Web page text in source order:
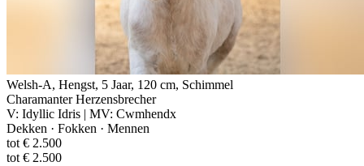
Welsh-A, Hengst, 5 Jaar, 120 cm, Schimmel
Charamanter Herzensbrecher
V: Idyllic Idris | MV: Cwmhendx
Dekken · Fokken · Mennen
tot € 2.500
tot € 2.500